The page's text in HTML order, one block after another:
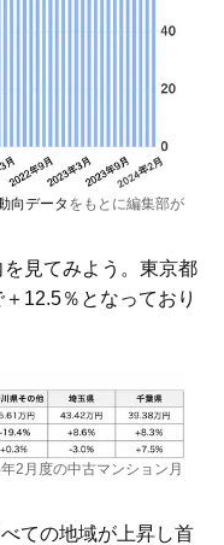
向データ をもとに編集部が
見てみよう。東京都
12.5％となっており
2月度の中古マンション月
ての地域が上昇し首